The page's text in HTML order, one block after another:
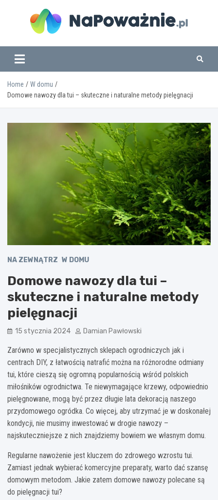
www.napowaznie.pl
Home
W domu
Domowe nawozy dla tui – skuteczne i naturalne metody pielęgnacji
NA ZEWNĄTRZ W DOMU
Domowe nawozy dla tui –
skuteczne i naturalne metody
pielęgnacji
15 stycznia 2024 Damian Pawłowski
Zarówno w specjalistycznych sklepach ogrodniczych jak i
centrach DIY, z łatwością natrafić można na różnorodne odmiany
tui, które cieszą się ogromną popularnością wśród polskich
miłośników ogrodnictwa. Te niewymagające krzewy, odpowiednio
pielęgnowane, mogą być przez długie lata dekoracją naszego
przydomowego ogródka. Co więcej, aby utrzymać je w doskonałej
kondycji, nie musimy inwestować w drogie nawozy –
najskuteczniejsze z nich znajdziemy bowiem we własnym domu.
Regularne nawożenie jest kluczem do zdrowego wzrostu tui.
Zamiast jednak wybierać komercyjne preparaty, warto dać szansę
domowym metodom. Jakie zatem domowe nawozy polecane są
do pielęgnacji tui?